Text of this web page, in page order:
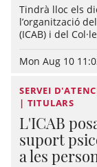
Tindrà lloc els
l’organització
(ICAB) i del
Mon Aug 10
SERVEI
| TITULARS
L'ICAB
suport
a les